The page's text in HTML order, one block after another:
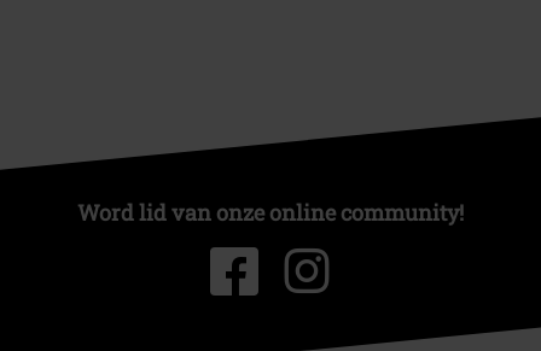
Word lid van onze online community!